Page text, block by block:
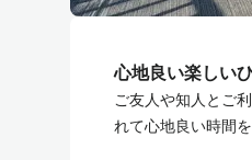
心地良い楽しい
ご友人や知人とご
れて心地良い時間